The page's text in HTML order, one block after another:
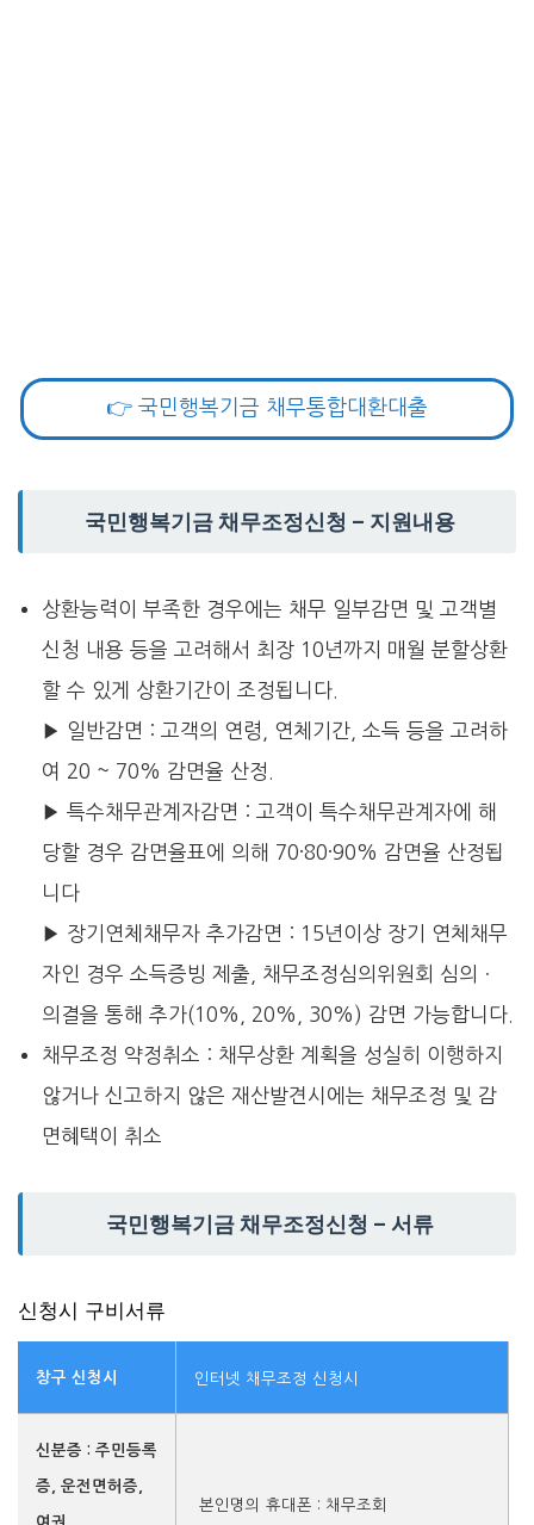
👉 국민행복기금 채무통합대환대출
국민행복기금 채무조정신청 – 지원내용
상환능력이 부족한 경우에는 채무 일부감면 및 고객별
신청 내용 등을 고려해서 최장 10년까지 매월 분할상환
할 수 있게 상환기간이 조정됩니다.
▶ 일반감면 : 고객의 연령, 연체기간, 소득 등을 고려하
여 20 ~ 70% 감면율 산정.
▶ 특수채무관계자감면 : 고객이 특수채무관계자에 해
당할 경우 감면율표에 의해 70·80·90% 감면율 산정됩
니다
▶ 장기연체채무자 추가감면 : 15년이상 장기 연체채무
자인 경우 소득증빙 제출, 채무조정심의위원회 심의ㆍ
의결을 통해 추가(10%, 20%, 30%) 감면 가능합니다.
채무조정 약정취소 : 채무상환 계획을 성실히 이행하지
않거나 신고하지 않은 재산발견시에는 채무조정 및 감
면혜택이 취소
국민행복기금 채무조정신청 – 서류
신청시 구비서류
창구 신청시 인터넷 채무조정 신청시
신분증 : 주민등록
증, 운전면허증,
본인명의 휴대폰 : 채무조회